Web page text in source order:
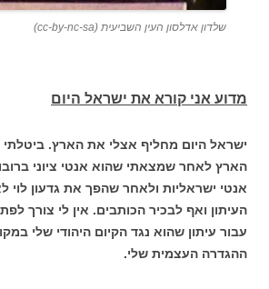
שלדון אדלסון העין השביעית (cc-by-nc-sa)
מדוע אני קורא את ישראל היום
ישראל היום מחליף אצלי את הארץ. ביטלתי
הארץ לאחר שמצאתי שהוא אנטי ציוני
אנטי ישראליות ולאחר שהפך את גדעון לוי
העיתון ואף לבכיר הכותבים. אין לי צורך
עבור עיתון שהוא נגד הקיום היהודי שלי
ההגדרה העצמית שלי.